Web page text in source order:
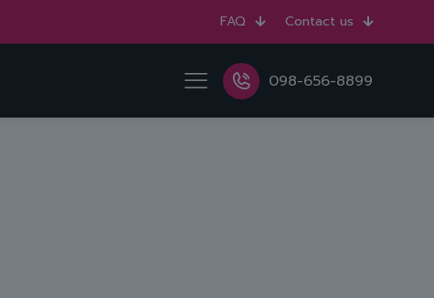
FAQ Contact us
098-656-8899